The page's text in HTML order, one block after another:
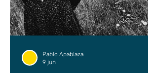
Pablo Apablaza
9 jun